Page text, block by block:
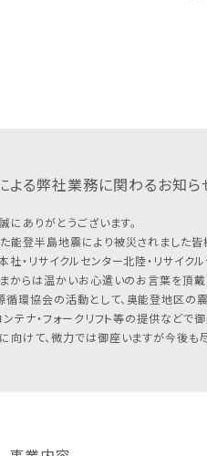
よる弊社業務に関わるお知ら
にありがとうございます。
能登半島地震により被災されました
・リサイクルセンター北陸・リサイ
からは温かいお心遣いのお言葉を頂戴
環協会の活動として、奥能登地区の
テナ・フォークリフト等の提供などで御
けて、微力では御座いますが今後も